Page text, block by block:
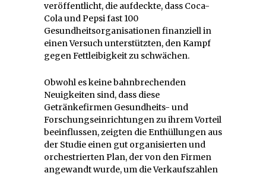
veröffentlicht, die aufdeckte, dass Coca-
Cola und Pepsi fast 100
Gesundheitsorganisationen finanziell in
einen Versuch unterstützten, den Kampf
gegen Fettleibigkeit zu schwächen.
Obwohl es keine bahnbrechenden
Neuigkeiten sind, dass diese
Getränkefirmen Gesundheits- und
Forschungseinrichtungen zu ihrem Vorteil
beeinflussen, zeigten die Enthüllungen aus
der Studie einen gut organisierten und
orchestrierten Plan, der von den Firmen
angewandt wurde, um die Verkaufszahlen